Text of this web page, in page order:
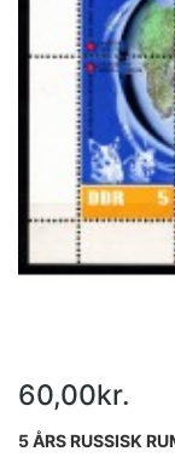
60,00kr.
5 ÅRS RUSSISK